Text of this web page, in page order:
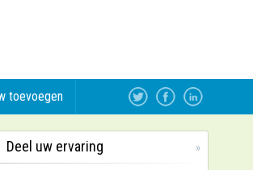
toevoegen
Deel uw ervaring »